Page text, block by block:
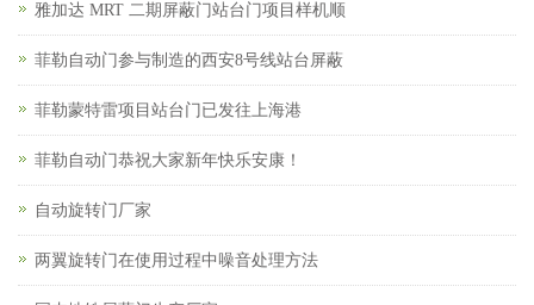
雅加达 MRT 二期屏蔽门站台门项目样机顺
菲勒自动门参与制造的西安8号线站台屏蔽
菲勒蒙特雷项目站台门已发往上海港
菲勒自动门恭祝大家新年快乐安康！
自动旋转门厂家
两翼旋转门在使用过程中噪音处理方法